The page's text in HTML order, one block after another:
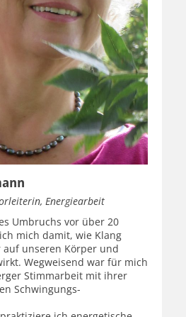
Energiearbeit
Umbruchs vor über 20
mich damit, wie Klang
unseren Körper und
Wegweisend war für mich
Stimmarbeit mit ihrer
Schwingungs-